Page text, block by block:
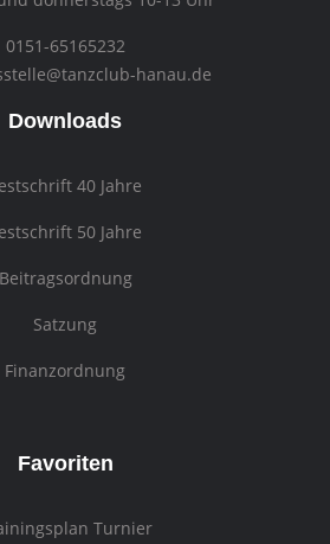
0151-65165232
hanau.de
Downloads
40 Jahre
50 Jahre
Beitragsordnung
Satzung
Finanzordnung
Favoriten
Turnier